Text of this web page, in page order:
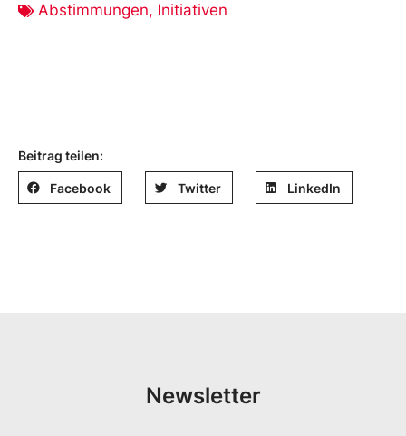
Abstimmungen, Initiativen
Beitrag teilen:
Facebook Twitter LinkedIn
Newsletter